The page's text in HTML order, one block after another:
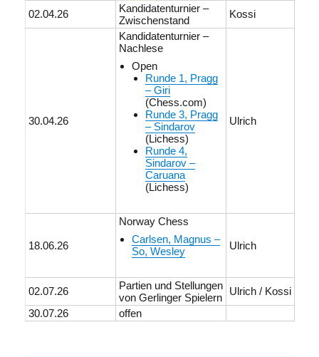
02.04.26
Kandidatenturnier –
Zwischenstand
Kossi
30.04.26
Kandidatenturnier –
Nachlese
Open
Runde 1, Pragg
– Giri
(Chess.com)
Runde 3, Pragg
– Sindarov
(Lichess)
Runde 4,
Sindarov –
Caruana
(Lichess)
Ulrich
18.06.26
Norway Chess
Carlsen, Magnus –
So, Wesley
Ulrich
02.07.26
Partien und Stellungen
von Gerlinger Spielern
Ulrich / Kossi
30.07.26
offen